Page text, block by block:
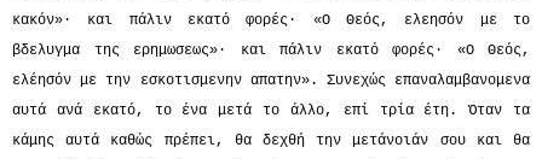
κακόν»· και πάλιν εκατό φορές· «Ο Θεός, ελεησόν με το
βδελυγμα της ερημωσεως»· και πάλιν εκατό φορές· «Ο Θεός,
ελέησόν με την εσκοτισμενην απατην». Συνεχώς επαναλαμβανομενα
αυτά ανά εκατό, το ένα μετά το άλλο, επί τρία έτη. Όταν τα
κάμης αυτά καθώς πρέπει, θα δεχθή την μετάνοιάν σου και θα